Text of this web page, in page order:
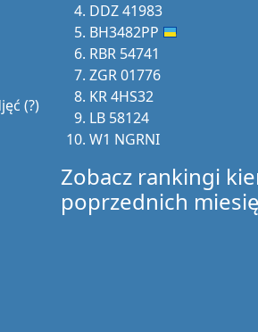
(?)
DDZ 41983
BH3482PP
RBR 54741
ZGR 01776
KR 4HS32
LB 58124
W1 NGRNI
Zobacz rankingi
poprzednich